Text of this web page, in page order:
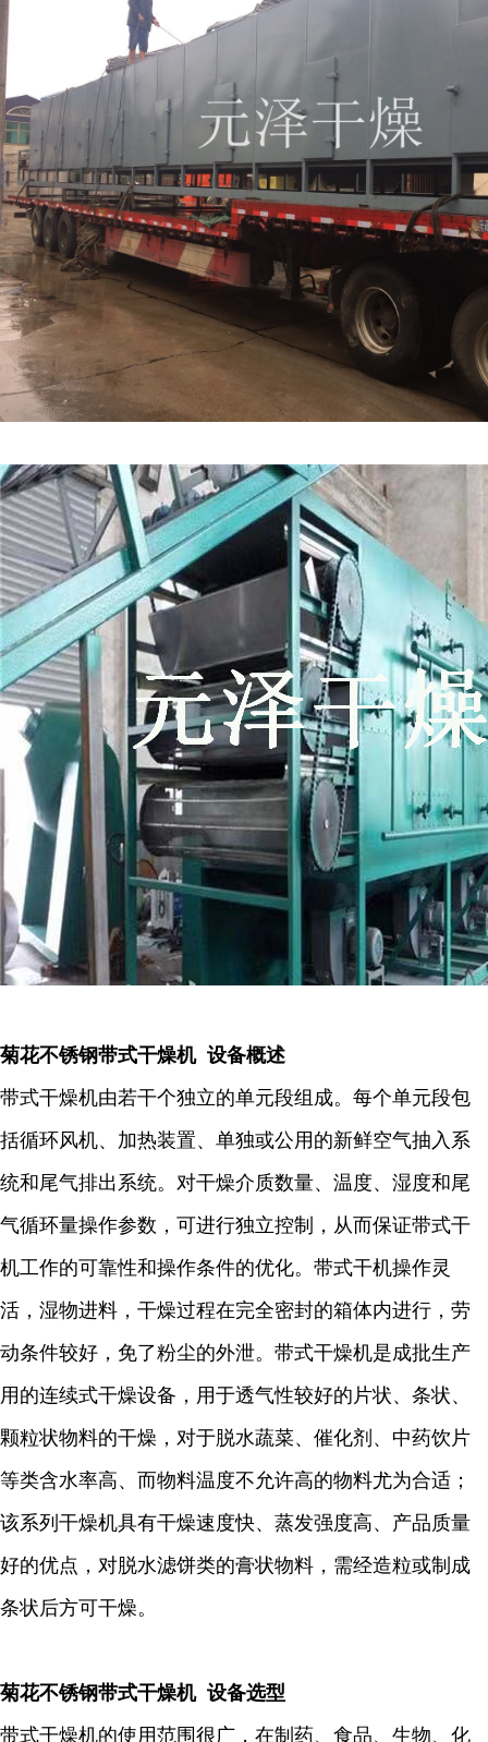
菊花不锈钢带式干燥机 设备概述
带式干燥机由若干个独立的单元段组成。每个单元段包
括循环风机、加热装置、单独或公用的新鲜空气抽入系
统和尾气排出系统。对干燥介质数量、温度、湿度和尾
气循环量操作参数，可进行独立控制，从而保证带式干
机工作的可靠性和操作条件的优化。带式干机操作灵
活，湿物进料，干燥过程在完全密封的箱体内进行，劳
动条件较好，免了粉尘的外泄。带式干燥机是成批生产
用的连续式干燥设备，用于透气性较好的片状、条状、
颗粒状物料的干燥，对于脱水蔬菜、催化剂、中药饮片
等类含水率高、而物料温度不允许高的物料尤为合适；
该系列干燥机具有干燥速度快、蒸发强度高、产品质量
好的优点，对脱水滤饼类的膏状物料，需经造粒或制成
条状后方可干燥。
菊花不锈钢带式干燥机 设备选型
带式干燥机的使用范围很广，在制药、食品、生物、化